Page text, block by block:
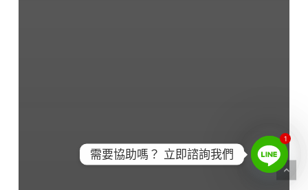
1
需要協助嗎？ 立即諮詢我們